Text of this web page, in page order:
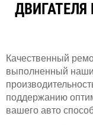
Качественный
выполненный
поддержанию
вашего авто